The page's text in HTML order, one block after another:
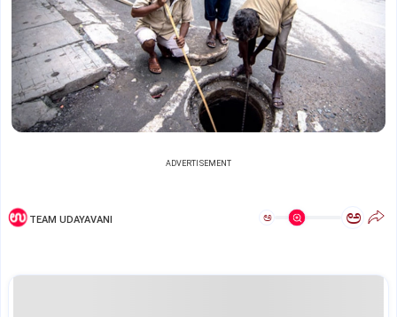
ADVERTISEMENT
TEAM UDAYAVANI ಅ ಅ